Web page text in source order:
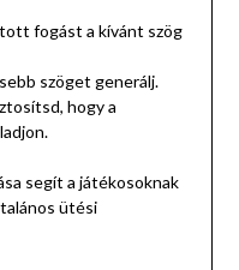
fogást a kívánt szög
szöget generálj.
hogy a
segít a játékosoknak
ütési